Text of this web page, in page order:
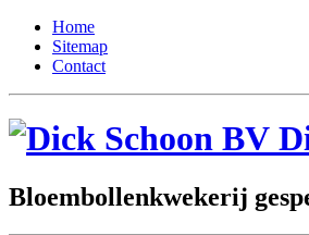
Home
Sitemap
Contact
Bloembollenkwekerij